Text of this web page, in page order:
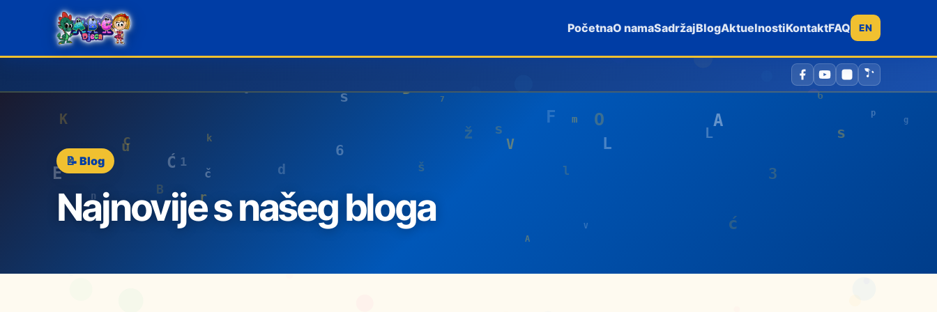
PočetnaO namaSadržajBlogAktuelnostiKontaktFAQ EN
📝 Blog
Najnovije s našeg bloga